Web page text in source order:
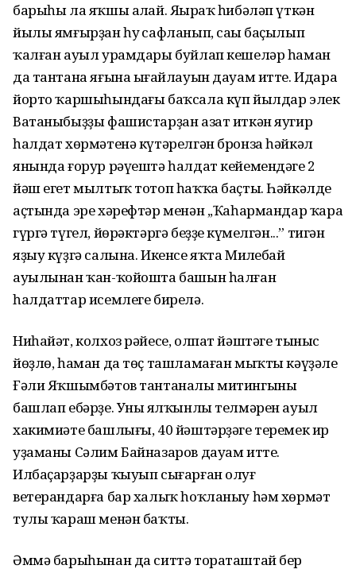
барыһы ла яҡшы аңлай. Яңыраҡ һибәләп үткән
йылы ямғырҙан һуң сафланып, саңы баҫылып
ҡалған ауыл урамдары буйлап кешеләр һаман
да тантана яғына ыңғайлауын дауам итте. Идара
йорто ҡаршыһындағы баҡсала күп йылдар элек
Ватаныбыҙҙы фашистарҙан азат иткән яугир
һалдат хөрмәтенә күтәрелгән бронза һәйкәл
янында ғорур рәүештә һалдат кейемендәге 2
йәш егет мылтыҡ тотоп һаҡҡа баҫты. Һәйкәлдең
аҫтында эре хәрефтәр менән ,,Ҡаһармандар ҡара
гүргә түгел, йөрәктәргә беҙҙең күмелгән...” тигән
яҙыу күҙгә салына. Икенсе яҡта Миңлебай
ауылынан ҡан-ҡойошта башын һалған
һалдаттар исемлеге бирелә.
Ниһайәт, колхоз рәйесе, олпат йәштәге тыныс
йөҙлө, һаман да төҫ ташламаған мыҡты кәүҙәле
Ғәли Яҡшымбәтов тантаналы митингыны
башлап ебәрҙе. Уның ялҡынлы телмәрен ауыл
хакимиәте башлығы, 40 йәштәрҙәге теремек ир
уҙаманы Сәлим Байназаров дауам итте.
Илбаҫарҙарҙы ҡыуып сығарған олуғ
ветерандарға бар халыҡ һоҡланыу һәм хөрмәт
тулы ҡараш менән баҡты.
Әммә барыһынан да ситтә тораташтай бер